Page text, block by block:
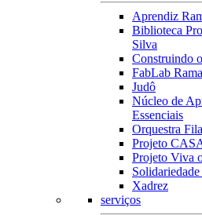
Aprendiz
Biblioteca
Silva
Construindo
FabLab
Judô
Núcleo de
Essenciais
Orquestra
Projeto
Projeto Viva
Xadrez
serviços